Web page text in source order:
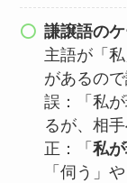
謙譲語のケ
主語が「
があるの
誤：「私
るが、相
正：「私
「伺う」